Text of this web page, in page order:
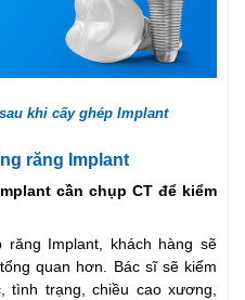
khi cấy ghép Implant
răng Implant
cần chụp CT để kiểm
Implant, khách hàng sẽ
quan hơn. Bác sĩ sẽ kiểm
tình trạng, chiều cao xương,